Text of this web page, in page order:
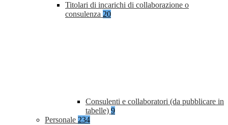
Titolari di incarichi di collaborazione o
consulenza 20
Consulenti e collaboratori (da pubblicare in
tabelle) 9
Personale 234